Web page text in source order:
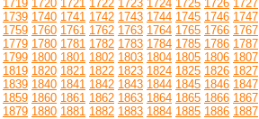
1719 1720 1721 1722 1723 1724 1725 1726 1727
1739 1740 1741 1742 1743 1744 1745 1746 1747
1759 1760 1761 1762 1763 1764 1765 1766 1767
1779 1780 1781 1782 1783 1784 1785 1786 1787
1799 1800 1801 1802 1803 1804 1805 1806 1807
1819 1820 1821 1822 1823 1824 1825 1826 1827
1839 1840 1841 1842 1843 1844 1845 1846 1847
1859 1860 1861 1862 1863 1864 1865 1866 1867
1879 1880 1881 1882 1883 1884 1885 1886 1887